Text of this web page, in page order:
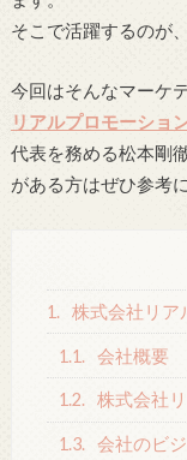
そこで活躍するのが、
今回はそんなマーケ
リアルプロモーショ
代表を務める松本剛
がある方はぜひ参考
1. 株式会社リア
1.1. 会社概要
1.2. 株式会社
1.3. 会社のビ